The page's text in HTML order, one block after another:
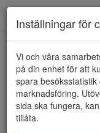
HEM STEVE
Inställningar för
Vi och våra
på din enhet för att
spara
marknadsföring.
sida ska fungera,
tillåta.